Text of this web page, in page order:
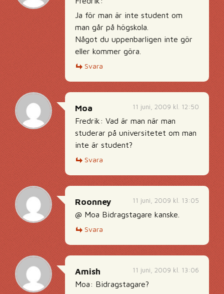
Ja för man är inte student om
man går på högskola.
Något du uppenbarligen inte gör
eller kommer göra.
Svara
11 juni, 2009 kl. 12:50
Moa
Fredrik: Vad är man när man
studerar på universitetet om man
inte är student?
Svara
11 juni, 2009 kl. 13:05
Roonney
@ Moa Bidragstagare kanske.
Svara
11 juni, 2009 kl. 13:06
Amish
Moa: Bidragstagare?